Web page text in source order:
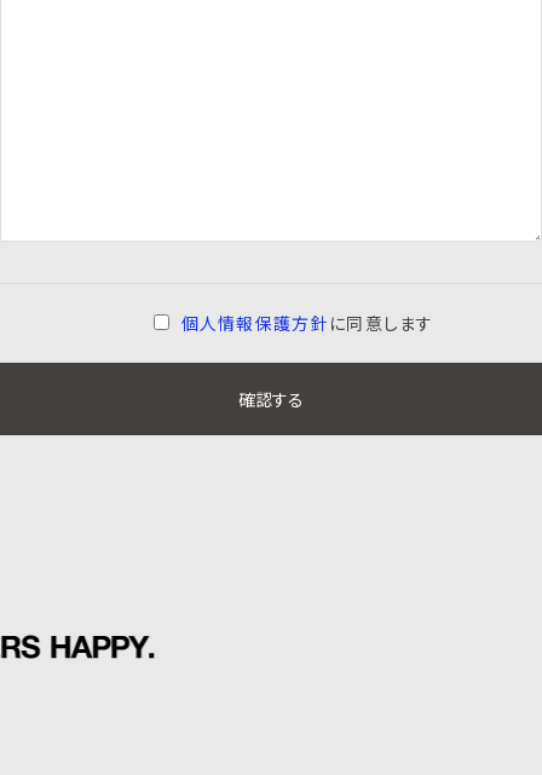
個人情報保護方針 に同意します